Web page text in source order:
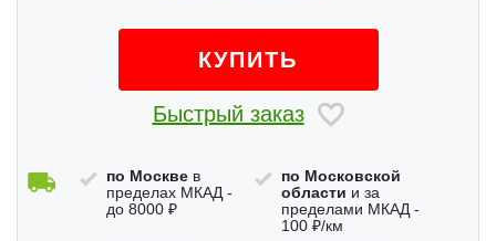
КУПИТЬ
Быстрый заказ
по Москве в
пределах МКАД -
до 8000 ₽
по Московской
области и за
пределами МКАД -
100 ₽/км